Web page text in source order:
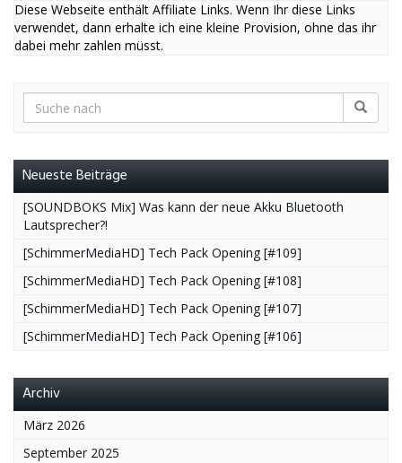
Diese Webseite enthält Affiliate Links. Wenn Ihr diese Links
verwendet, dann erhalte ich eine kleine Provision, ohne das ihr
dabei mehr zahlen müsst.
Neueste Beiträge
[SOUNDBOKS Mix] Was kann der neue Akku Bluetooth
Lautsprecher?!
[SchimmerMediaHD] Tech Pack Opening [#109]
[SchimmerMediaHD] Tech Pack Opening [#108]
[SchimmerMediaHD] Tech Pack Opening [#107]
[SchimmerMediaHD] Tech Pack Opening [#106]
Archiv
März 2026
September 2025